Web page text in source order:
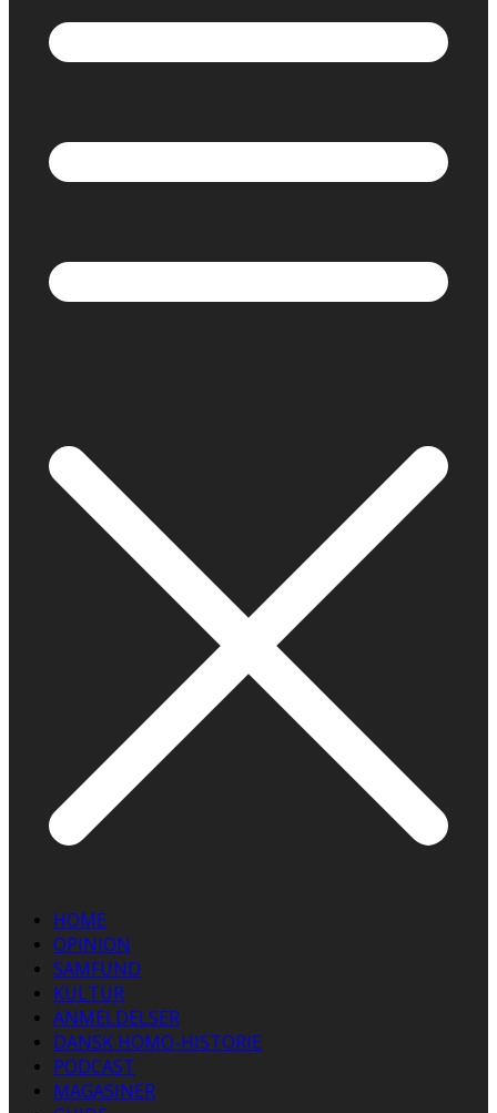
HOME
OPINION
SAMFUND
KULTUR
ANMELDELSER
DANSK HOMO-HISTORIE
PODCAST
MAGASINER